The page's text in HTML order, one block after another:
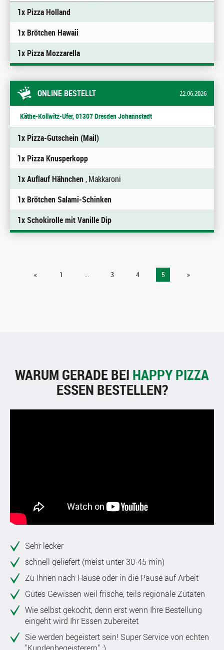
1x Pizza Holland
1x Brötchen Hawaii
1x Pizza Mozzarella
ONLINE BESTELLT 22.06.2026
Käthe-Kollwitz-Ufer, 01307 Dresden Johannstadt
1x Pizza-Gutschein (Mail)
1x Pizza Knusperkopp
1x Auflauf Hähnchen, Makkaroni
1x Brötchen Salami-Schinken
1x Schokirolle mit Vanille Dip
« 1 ... 3 4 5 »
WARUM GERADE BEI HAPPY PIZZA
ESSEN BESTELLEN?
Sehr lecker
schnell geliefert (meist unter 30-45 min)
Zu Ihnen nach Hause oder in die Pause auf Arbeit
Gutes Gewissen weil frische, teils regionale Zutaten
Wie selbst gekocht, denn erst wenn Ihre Bestellung
eingeht wird Ihr Essen zubereitet
Sie werden begeistert sein! Super Service von echten